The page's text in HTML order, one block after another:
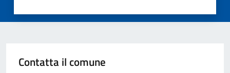
Contatta il comune